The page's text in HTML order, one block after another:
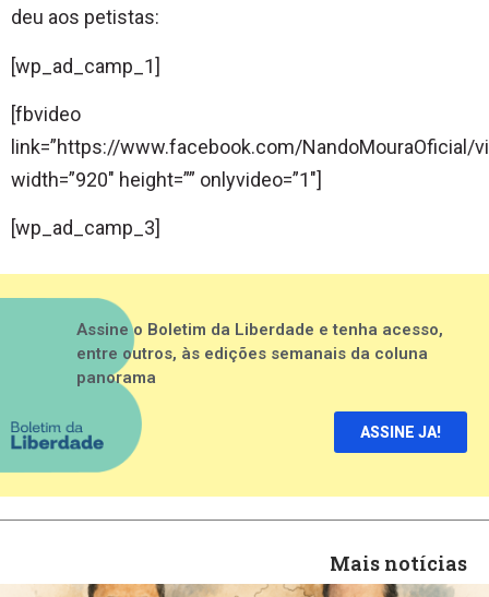
deu aos petistas:
[wp_ad_camp_1]
[fbvideo
link=”https://www.facebook.com/NandoMouraOficial/
width=”920″ height=”” onlyvideo=”1″]
[wp_ad_camp_3]
Assine o Boletim da Liberdade e tenha acesso,
entre outros, às edições semanais da coluna
panorama
ASSINE JA!
Mais notícias